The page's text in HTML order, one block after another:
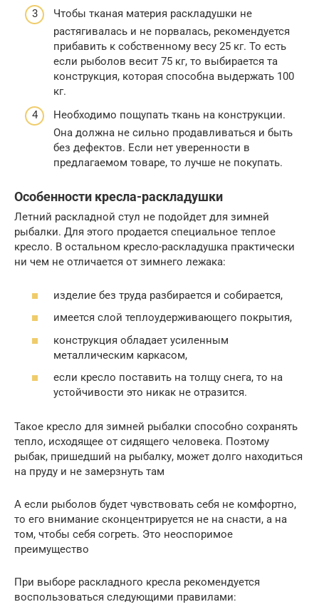
Чтобы тканая материя раскладушки не
растягивалась и не порвалась, рекомендуется
прибавить к собственному весу 25 кг. То есть
если рыболов весит 75 кг, то выбирается та
конструкция, которая способна выдержать 100
кг.
Необходимо пощупать ткань на конструкции.
Она должна не сильно продавливаться и быть
без дефектов. Если нет уверенности в
предлагаемом товаре, то лучше не покупать.
Особенности кресла-раскладушки
Летний раскладной стул не подойдет для зимней
рыбалки. Для этого продается специальное теплое
кресло. В остальном кресло-раскладушка практически
ни чем не отличается от зимнего лежака:
изделие без труда разбирается и собирается,
имеется слой теплоудерживающего покрытия,
конструкция обладает усиленным
металлическим каркасом,
если кресло поставить на толщу снега, то на
устойчивости это никак не отразится.
Такое кресло для зимней рыбалки способно сохранять
тепло, исходящее от сидящего человека. Поэтому
рыбак, пришедший на рыбалку, может долго находиться
на пруду и не замерзнуть там
А если рыболов будет чувствовать себя не комфортно,
то его внимание сконцентрируется не на снасти, а на
том, чтобы себя согреть. Это неоспоримое
преимущество
При выборе раскладного кресла рекомендуется
воспользоваться следующими правилами: